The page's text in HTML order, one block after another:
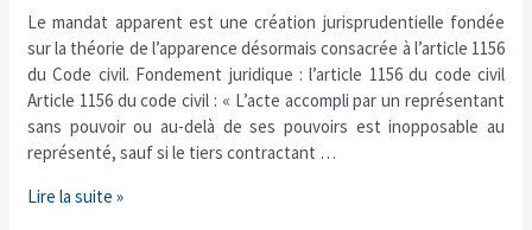
Le mandat apparent est une création jurisprudentielle fondée
sur la théorie de l’apparence désormais consacrée à l’article 1156
du Code civil. Fondement juridique : l’article 1156 du code civil
Article 1156 du code civil : « L’acte accompli par un représentant
sans pouvoir ou au-delà de ses pouvoirs est inopposable au
représenté, sauf si le tiers contractant …
au
paiement
la
société
?
Lire la suite »